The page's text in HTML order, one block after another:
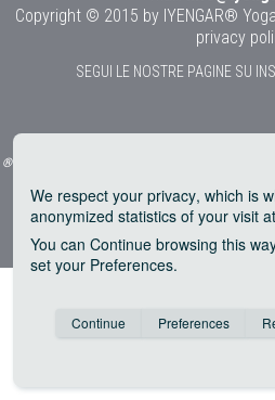
Copyright © 2015 by IYENGAR®
privacy
SEGUI LE NOSTRE PAGINE SU
® utilizzato con il permesso di Prashant
We respect your privacy, which is
anonymized statistics of your visit
You can Continue browsing this
set your Preferences.
Consent cookie
Continue Preferences
Anonymous